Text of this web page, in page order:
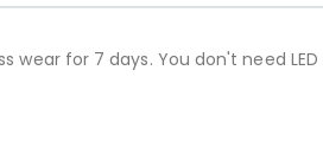
for 7 days. You don't need